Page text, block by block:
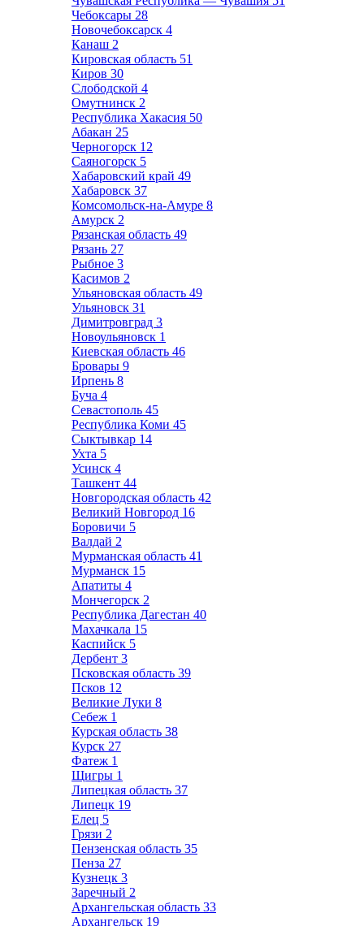
Чебоксары 28
Новочебоксарск 4
Канаш 2
Кировская область 51
Киров 30
Слободской 4
Омутнинск 2
Республика Хакасия 50
Абакан 25
Черногорск 12
Саяногорск 5
Хабаровский край 49
Хабаровск 37
Комсомольск-на-Амуре 8
Амурск 2
Рязанская область 49
Рязань 27
Рыбное 3
Касимов 2
Ульяновская область 49
Ульяновск 31
Димитровград 3
Новоульяновск 1
Киевская область 46
Бровары 9
Ирпень 8
Буча 4
Севастополь 45
Республика Коми 45
Сыктывкар 14
Ухта 5
Усинск 4
Ташкент 44
Новгородская область 42
Великий Новгород 16
Боровичи 5
Валдай 2
Мурманская область 41
Мурманск 15
Апатиты 4
Мончегорск 2
Республика Дагестан 40
Махачкала 15
Каспийск 5
Дербент 3
Псковская область 39
Псков 12
Великие Луки 8
Себеж 1
Курская область 38
Курск 27
Фатеж 1
Щигры 1
Липецкая область 37
Липецк 19
Елец 5
Грязи 2
Пензенская область 35
Пенза 27
Кузнецк 3
Заречный 2
Архангельская область 33
Архангельск 19